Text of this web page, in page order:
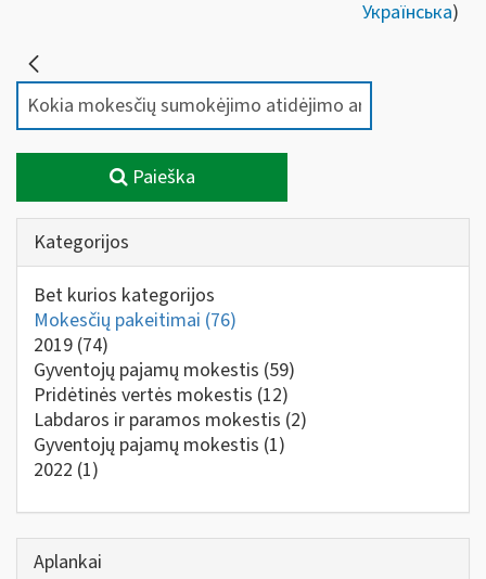
Українська)
Paieška
Kategorijos
Bet kurios kategorijos
Mokesčių pakeitimai (76)
2019 (74)
Gyventojų pajamų mokestis (59)
Pridėtinės vertės mokestis (12)
Labdaros ir paramos mokestis (2)
Gyventojų pajamų mokestis (1)
2022 (1)
Aplankai